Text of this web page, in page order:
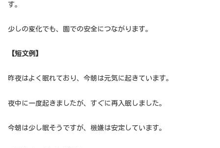
す。
少しの変化でも、園での安全につながります。
【短文例】
昨夜はよく眠れており、今朝は元気に起きています。
夜中に一度起きましたが、すぐに再入眠しました。
今朝は少し眠そうですが、機嫌は安定しています。